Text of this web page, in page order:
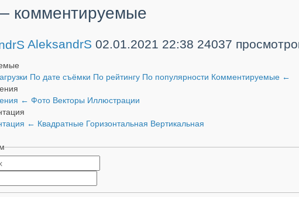
комментируемые
AleksandrS 02.01.2021 22:38 24037
По дате съёмки По рейтингу По популярности Комментируемые ←
← Фото Векторы Иллюстрации
← Квадратные Горизонтальная Вертикальная